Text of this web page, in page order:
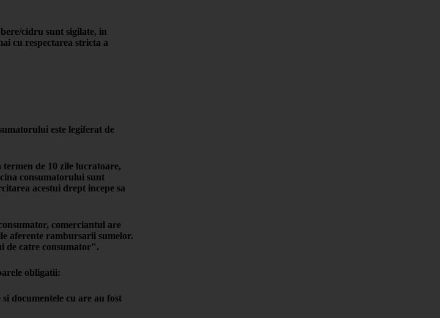
cidru sunt sigilate, in
cu respectarea stricta a
este legiferat de
de 10 zile lucratoare,
consumatorului sunt
acestui drept incepe sa
comerciantul are
aferente rambursarii sumelor.
de catre consumator".
obligatii:
documentele cu are au fost